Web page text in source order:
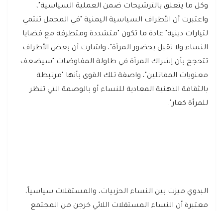
وكل ما يتعلق بالترشيحات ضمن العملية السياسية"،
واعتبرت أن الأطراف السياسية اليمنية "في المجمل تنتمي
لتيارات دينية" عادة ما تكون "متشددة ومتطرفة مع قضايا
النساء ولا تقبل بحضور المرأة"، واشارت أن بعض الأطراف
تتحجج بأن إشراك المرأة في طاولة المفاوضات "سيضعف
معنويات المقاتلين"، واصفة تلك القوى بأنها "مرتبطة
بالثقافة الذهنية المعادية للنساء أو بالوصمة التي تنظر
للمرأة كعار".
البدوي ميزت بين النساء الحزبيات، والمستقلات سياسياً،
معتبرة أن النساء المستقلات اللائي خرجن من المجتمع